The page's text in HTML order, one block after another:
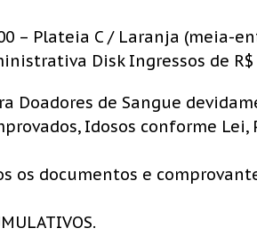
– Plateia C / Laranja (meia-
Disk Ingressos de R$
Doadores de Sangue
Idosos conforme Lei,
os documentos e